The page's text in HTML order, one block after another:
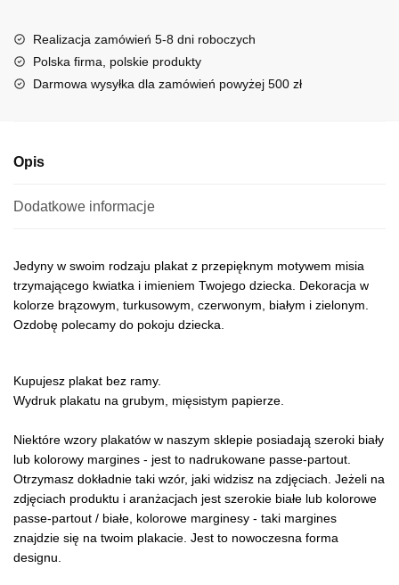
a
t
i
Realizacja zamówień 5-8 dni roboczych
Polska firma, polskie produkty
Darmowa wysyłka dla zamówień powyżej 500 zł
Opis
Dodatkowe informacje
Jedyny w swoim rodzaju plakat z przepięknym motywem misia
trzymającego kwiatka i imieniem Twojego dziecka. Dekoracja w
kolorze brązowym, turkusowym, czerwonym, białym i zielonym.
Ozdobę polecamy do pokoju dziecka.
Kupujesz plakat bez ramy.
Wydruk plakatu na grubym, mięsistym papierze.
Niektóre wzory plakatów w naszym sklepie posiadają szeroki biały
lub kolorowy margines - jest to nadrukowane passe-partout.
Otrzymasz dokładnie taki wzór, jaki widzisz na zdjęciach. Jeżeli na
zdjęciach produktu i aranżacjach jest szerokie białe lub kolorowe
passe-partout / białe, kolorowe marginesy - taki margines
znajdzie się na twoim plakacie. Jest to nowoczesna forma
designu.